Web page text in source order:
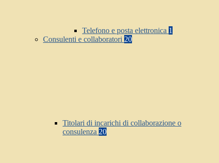
Telefono e posta elettronica 1
Consulenti e collaboratori 20
Titolari di incarichi di collaborazione o
consulenza 20